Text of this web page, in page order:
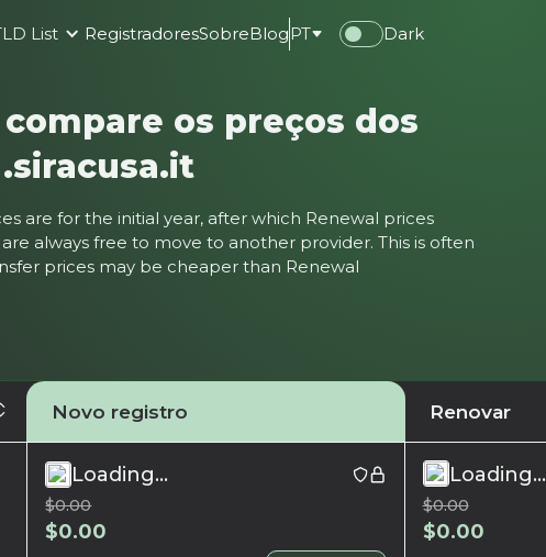
List RegistradoresSobreBlogPT Dark
os preços dos
are for the initial year, after which Renewal prices
always free to move to another provider. This is often
prices may be cheaper than Renewal
Novo registro Renovar
Loading...
$0.00
$0.00
Loading...
$0.00
$0.00